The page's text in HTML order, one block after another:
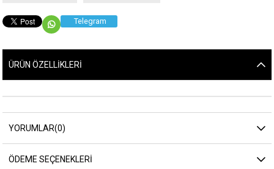
Telegram
ÜRÜN ÖZELLIKLERI
YORUMLAR(0)
ÖDEME SEÇENEKLERI